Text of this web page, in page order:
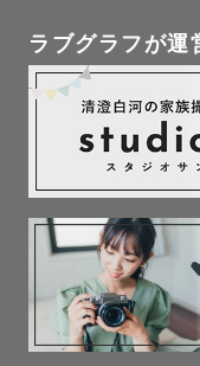
＋パーツ写真、兄弟
※生花は基本的に自
※時間延長オプショ
※布の色味ご相談可
でシックな写真を得
木目調背景での撮影
さい。
※撮影アイテムはた
ラブグラフが運